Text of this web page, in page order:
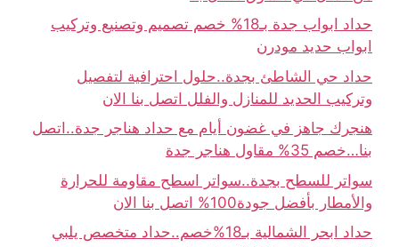
حداد ابواب جدة بـ18% خصم تصميم وتصنيع وتركيب
ابواب حديد مودرن
حداد حي الشاطئ بجدة..حلول احترافية لتفصيل
وتركيب الحديد للمنازل والفلل اتصل بنا الان
هنجرك جاهز في غضون أيام مع حداد هناجر جدة..اتصل
بنا…خصم 35% مقاول هناجر جدة
سواتر للسطح بجدة..سواتر اسطح مقاومة للحرارة
والأمطار بأفضل جودة100% اتصل بنا الان
حداد ابحر الشمالية بـ18%خصم..حداد متخصص يلبي